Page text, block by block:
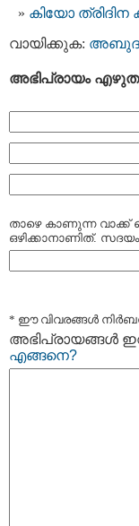
കിയോ ത്രിദിന
വായിക്കുക:
അഭിപ്രായം
താഴെ കാണുന്ന വാക്ക്
ഒഴിക്കാനാണിത്.
* ഈ വിവരങ്ങള്‍
അഭിപ്രായങ്ങള്‍
എങ്ങനെ?